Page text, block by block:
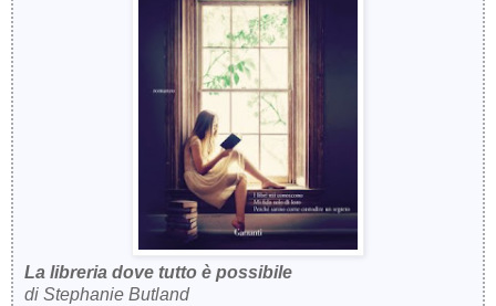
La libreria dove tutto è possibile
di Stephanie Butland